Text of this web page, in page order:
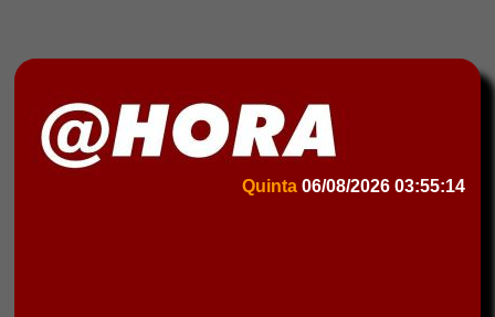
Quinta 06/08/2026 03:55:14